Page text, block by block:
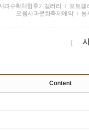
과수확체험후기갤러리 포토갤
오름사과문화축제예약
농
[
Content